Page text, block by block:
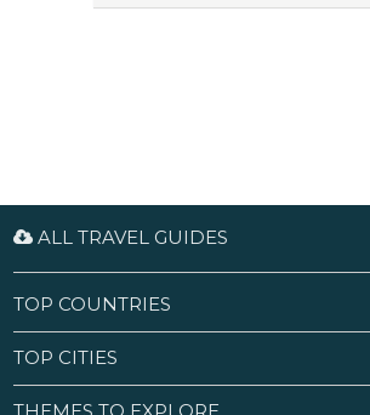
ALL TRAVEL GUIDES
TOP COUNTRIES
TOP CITIES